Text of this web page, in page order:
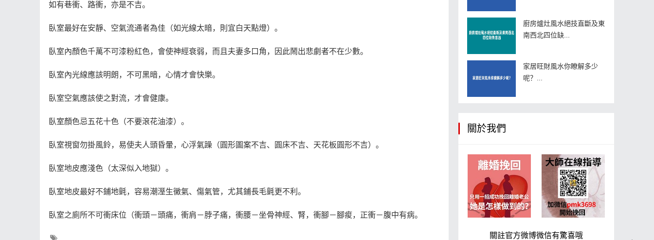
如有巷衝、路衝，亦是不吉。
臥室最好在安靜、空氣流通者為佳（如光線太暗，則宜白天點燈）。
臥室內顏色千萬不可漆粉紅色，會使神經衰弱，而且夫妻多口角，因此鬧出悲劇者不在少數。
臥室內光線應該明朗，不可黑暗，心情才會快樂。
臥室空氣應該使之對流，才會健康。
臥室顏色忌五花十色（不要滾花油漆）。
臥室視窗勿掛風鈴，易使夫人頭昏暈，心浮氣躁（圓形圖案不吉、圓床不吉、天花板圓形不吉）。
臥室地皮應淺色（太深似入地獄）。
臥室地皮最好不鋪地氈，容易潮溼生黴氣、傷氣管，尤其鋪長毛氈更不利。
臥室之廁所不可衝床位（衝頭－頭痛，衝肩－脖子痛，衝腰－坐骨神經、腎，衝腳－腳痠，正衝－腹中有病。
廚房爐灶風水絕技直斷及東
南西北四位缺...
家居旺財風水你瞭解多少
呢？...
關於我們
關註官方微博微信有驚喜哦